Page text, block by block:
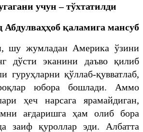
учун – тўхтатилди
Абдулваҳҳоб қаламига мансуб
шу жумладан Америка ўзини
дўсти эканини даъво қилиб
гуруҳларни қўллаб-қувватлаб,
юбора бошлади. Аммо
ҳеч нарсага ярамайдиган,
ағдаришга ҳам олиб бора
заиф қуроллар эди. Албатта